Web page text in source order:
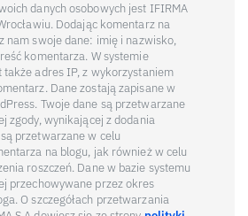
danych osobowych jest IFIRMA
Dodając komentarz na
nam swoje dane: imię i nazwisko,
komentarza. W systemie
adres IP, z wykorzystaniem
Dane zostają zapisane w
Twoje dane są przetwarzane
zgody, wynikającej z dodania
przetwarzane w celu
na blogu, jak również w celu
roszczeń. Dane w bazie systemu
przechowywane przez okres
O szczegółach przetwarzania